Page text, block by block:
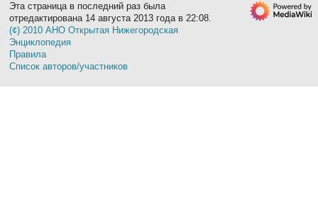
Эта страница в последний раз была
отредактирована 14 августа 2013 года в 22:08.
(¢) 2010 АНО Открытая Нижегородская
Энциклопедия
Правила
Список авторов/участников